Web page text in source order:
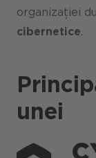
organizației
cibernetice.
unei